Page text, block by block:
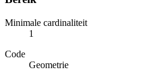
Minimale cardinaliteit
1
Code
Geometrie